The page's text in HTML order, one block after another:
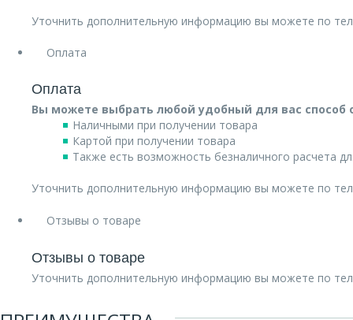
Уточнить дополнительную информацию вы можете по
Оплата
Оплата
Вы можете выбрать любой удобный для вас способ
Наличными при получении товара
Картой при получении товара
Также есть возможность безналичного расчета
Уточнить дополнительную информацию вы можете по
Отзывы о товаре
Отзывы о товаре
Уточнить дополнительную информацию вы можете по